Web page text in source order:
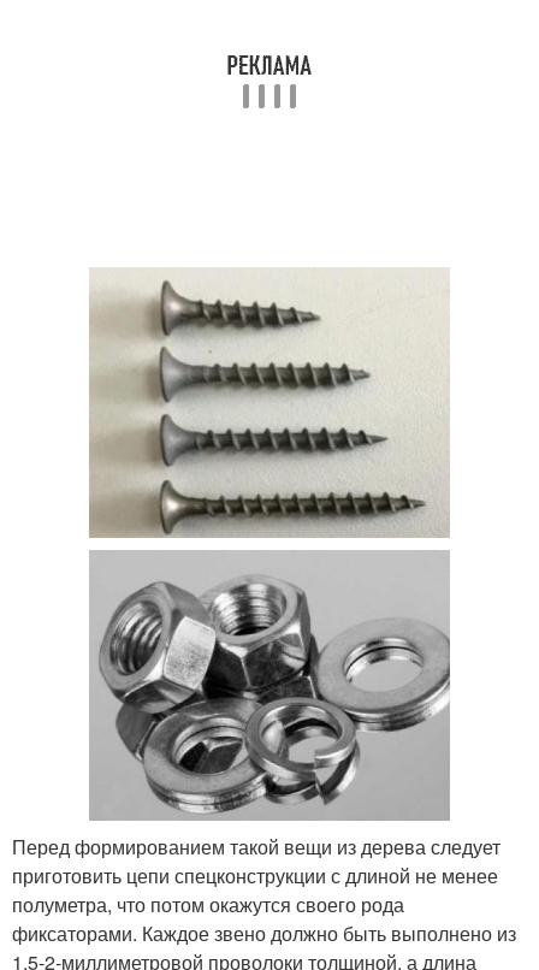
Перед формированием такой вещи из дерева следует
приготовить цепи спецконструкции с длиной не менее
полуметра, что потом окажутся своего рода
фиксаторами. Каждое звено должно быть выполнено из
1,5-2-миллиметровой проволоки толщиной, а длина